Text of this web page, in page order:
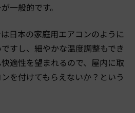
一般的です。
日本の家庭用エアコンのように
すし、細やかな温度調整もでき
適性を望まれるので、屋内に取
を付けてもらえないか？という